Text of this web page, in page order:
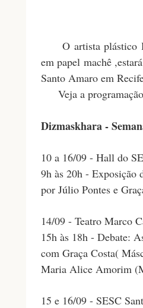
O artista plástico
em papel machê
Santo Amaro em
Veja a
Dizmaskhara -
10 a 16/09 - Hall do
9h às 20h - Exposição
por Júlio Pontes e
14/09 - Teatro Marco
15h às 18h - Debate:
com Graça Costa(
Maria Alice Amorim
15 e 16/09 - SESC